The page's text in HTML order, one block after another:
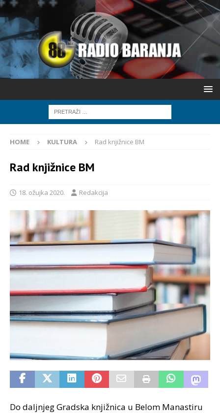
HOME KULTURA Rad knjižnice BM
Rad knjižnice BM
18. ožujka 2020. Redakcija
Do daljnjeg Gradska knjižnica u Belom Manastiru